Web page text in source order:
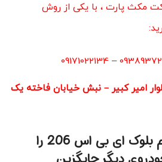
مکث پارت ، با یکی از روش
–
09171022134
امیر کبیر – نبش خیابان فاخته یک
چگونه می‌توانم بلوک ای بی اس 206 را